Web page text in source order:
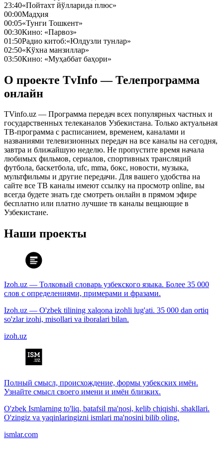
23:40«Пойтахт йўлларида плюс»
00:00Мадҳия
00:05«Тунги Тошкент»
00:30Кино: «Парвоз»
01:50Радио китоб:«Юлдузли тунлар»
02:50«Кўхна манзиллар»
03:50Кино: «Муҳаббат баҳори»
О проекте TvInfo — Телепрограмма
онлайн
TVinfo.uz — Программа передач всех популярных частных и
государственных телеканалов Узбекистана. Только актуальная
ТВ-программа с расписанием, временем, каналами и
названиями телевизионных передач на все каналы на сегодня,
завтра и ближайшую неделю. Не пропустите время начала
любимых фильмов, сериалов, спортивных трансляций
футбола, баскетбола, ufc, mma, бокс, новости, музыка,
мультфильмы и другие передачи. Для вашего удобства на
сайте все ТВ каналы имеют ссылку на просмотр online, вы
всегда будете знать где смотреть онлайн в прямом эфире
бесплатно или платно лучшие тв каналы вещающие в
Узбекистане.
Наши проекты
Izoh.uz — Толковый словарь узбекского языка. Более 35 000
слов с определениями, примерами и фразами.
Izoh.uz — O'zbek tilining xalqona izohli lug'ati. 35 000 dan ortiq
so'zlar izohi, misollari va iboralari bilan.
izoh.uz
Полный смысл, происхождение, формы узбекских имён.
Узнайте смысл своего имени и имён близких.
O'zbek Ismlarning to'liq, batafsil ma'nosi, kelib chiqishi, shakllari.
O'zingiz va yaqinlaringizni ismlari ma'nosini bilib oling.
ismlar.com